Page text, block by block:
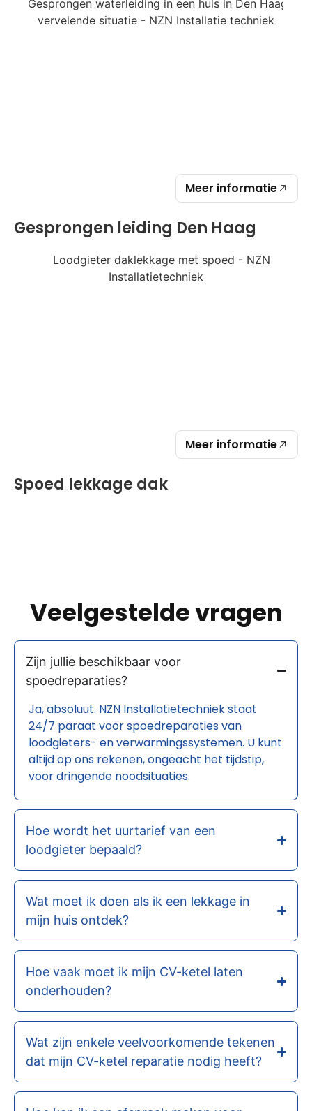
Gesprongen leiding Den Haag
Meer informatie
Spoed lekkage dak
Meer informatie
Veelgestelde vragen
Zijn jullie beschikbaar voor
spoedreparaties?
Ja, absoluut. NZN Installatietechniek staat
24/7 paraat voor spoedreparaties van
loodgieters- en verwarmingssystemen. U kunt
altijd op ons rekenen, ongeacht het tijdstip,
voor dringende noodsituaties.
Hoe wordt het uurtarief van een
loodgieter bepaald?
Wat moet ik doen als ik een lekkage in
mijn huis ontdek?
Hoe vaak moet ik mijn CV-ketel laten
onderhouden?
Wat zijn enkele veelvoorkomende tekenen
dat mijn CV-ketel reparatie nodig heeft?